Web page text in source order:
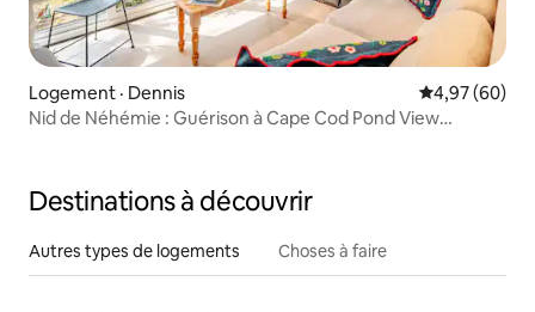
Logement · Dennis Note
4,97 (60)
Nid de Néhémie : Guérison à Cape Cod Pond View
Destinations à découvrir
Autres types de logements Choses à faire